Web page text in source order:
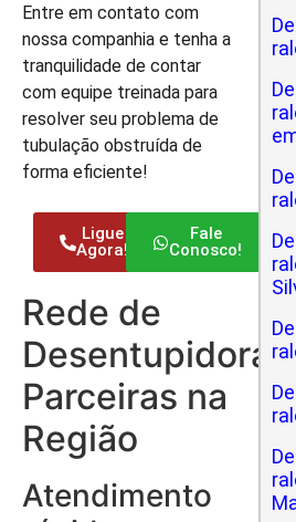
Entre em contato com
nossa companhia e tenha a
tranquilidade de contar
com equipe treinada para
resolver seu problema de
tubulação obstruída de
forma eficiente!
Ligue
Agora!
Fale
Conosco!
Rede de
Desentupidoras
Parceiras na
Região
Atendimento